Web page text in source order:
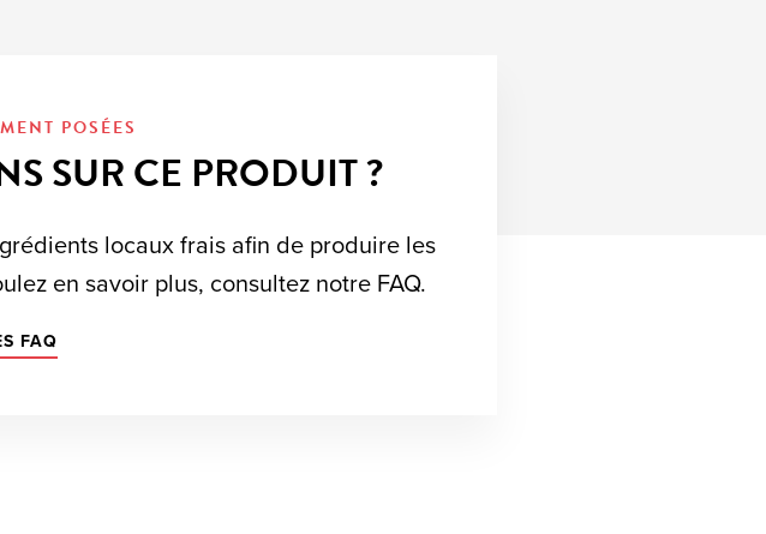
POSÉES
SUR CE PRODUIT ?
locaux frais afin de produire les
en savoir plus, consultez notre FAQ.
FAQ